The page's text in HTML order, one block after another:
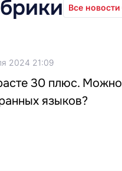
Все новости
2024 21:09
30 плюс.
языков?